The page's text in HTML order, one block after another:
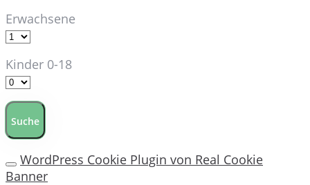
Erwachsene
Kinder 0-18
Suche
WordPress Cookie Plugin von Real Cookie
Banner